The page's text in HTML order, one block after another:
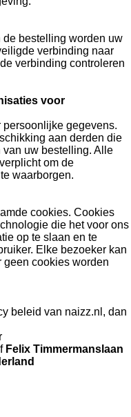
de bestelling worden uw
verbinding naar
verbinding controleren
voor
persoonlijke gegevens.
aan derden die
uw bestelling. Alle
om de
waarborgen.
cookies. Cookies
die het voor ons
op te slaan en te
Elke bezoeker kan
geen cookies worden
beleid van naizz.nl, dan
Felix Timmermanslaan